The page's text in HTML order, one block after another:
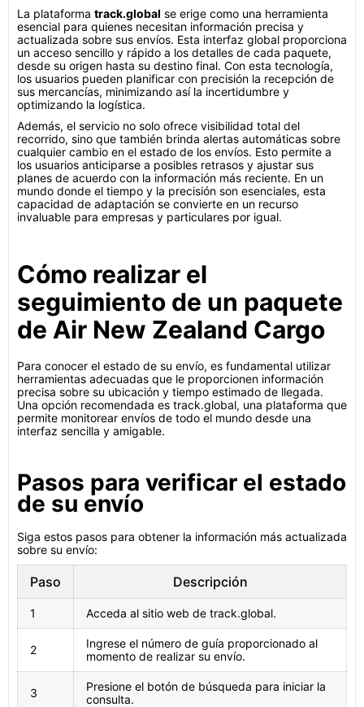
La plataforma track.global se erige como una herramienta
esencial para quienes necesitan información precisa y
actualizada sobre sus envíos. Esta interfaz global proporciona
un acceso sencillo y rápido a los detalles de cada paquete,
desde su origen hasta su destino final. Con esta tecnología,
los usuarios pueden planificar con precisión la recepción de
sus mercancías, minimizando así la incertidumbre y
optimizando la logística.
Además, el servicio no solo ofrece visibilidad total del
recorrido, sino que también brinda alertas automáticas sobre
cualquier cambio en el estado de los envíos. Esto permite a
los usuarios anticiparse a posibles retrasos y ajustar sus
planes de acuerdo con la información más reciente. En un
mundo donde el tiempo y la precisión son esenciales, esta
capacidad de adaptación se convierte en un recurso
invaluable para empresas y particulares por igual.
Cómo realizar el
seguimiento de un paquete
de Air New Zealand Cargo
Para conocer el estado de su envío, es fundamental utilizar
herramientas adecuadas que le proporcionen información
precisa sobre su ubicación y tiempo estimado de llegada.
Una opción recomendada es track.global, una plataforma que
permite monitorear envíos de todo el mundo desde una
interfaz sencilla y amigable.
Pasos para verificar el estado
de su envío
Siga estos pasos para obtener la información más actualizada
sobre su envío:
Paso Descripción
1 Acceda al sitio web de track.global.
2
Ingrese el número de guía proporcionado al
momento de realizar su envío.
3
Presione el botón de búsqueda para iniciar la
consulta.